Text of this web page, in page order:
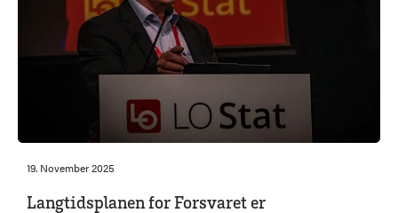
19. November 2025
Langtidsplanen for Forsvaret er